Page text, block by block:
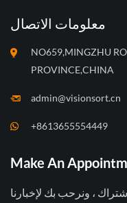
معلومات الاتصال
NO659,MINGZHU
PROVINCE,CHINA
admin@visionsort.cn
+8613655554449
Make An
، ونرحب بك لإخبارنا